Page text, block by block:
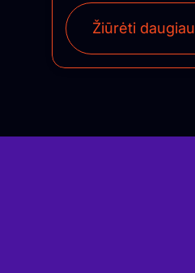
Žiūrėti daugiau